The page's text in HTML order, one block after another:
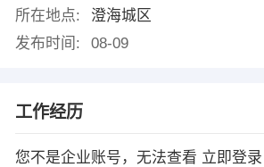
所在地点:
澄海城区
发布时间:
08-09
工作经历
您不是企业账号，无法查看 立即登录